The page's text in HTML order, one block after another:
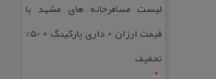
لیست مسافرخانه های مشهد با
قیمت ارزان + داری پارکینگ + 50%
تخفیف